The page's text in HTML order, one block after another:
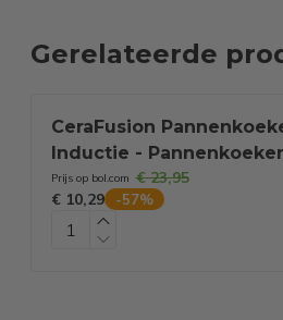
Gerelateerde
CeraFusion
Inductie -
Pannekoekenpan -
Pan
Prijs op bol.com € 23,95
€ 10,29
-57%